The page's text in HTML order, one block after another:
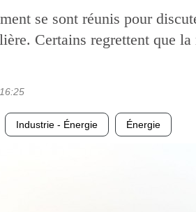
se sont réunis pour
Certains regrettent que
Industrie - Énergie Énergie